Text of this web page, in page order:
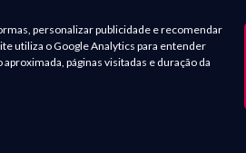
personalizar publicidade e recomendar
utiliza o Google Analytics para entender
páginas visitadas e duração da